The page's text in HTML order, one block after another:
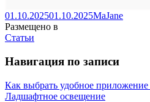
01.10.202501.10.2025MaJane
Размещено в
Статьи
Навигация по записи
Как выбрать удобное
Ладшафтное освещение